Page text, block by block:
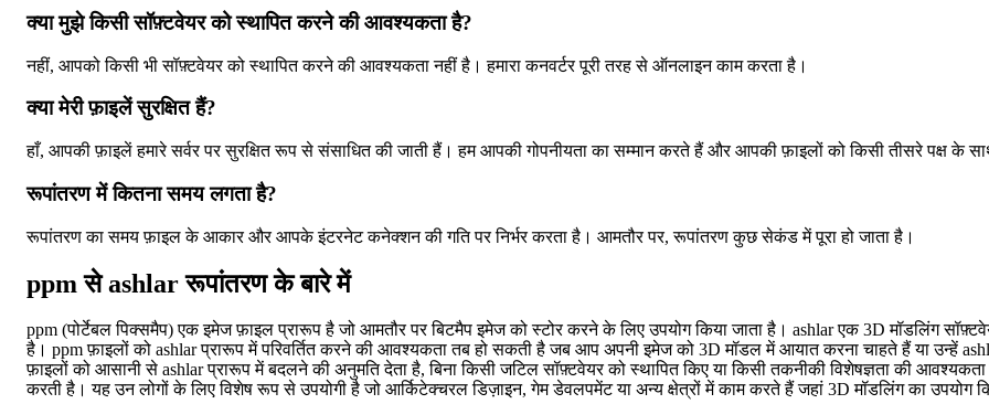
क्या मुझे किसी सॉफ़्टवेयर को स्थापित करने की आवश्यकता है?
नहीं, आपको किसी भी सॉफ़्टवेयर को स्थापित करने की आवश्यकता नहीं है। हमारा कनवर्टर पूरी तरह से ऑनलाइन काम करता है।
क्या मेरी फ़ाइलें सुरक्षित हैं?
हाँ, आपकी फ़ाइलें हमारे सर्वर पर सुरक्षित रूप से संसाधित की जाती हैं। हम आपकी गोपनीयता का सम्मान करते हैं और आपकी फ़ाइलों को किसी तीसरे पक्ष के
रूपांतरण में कितना समय लगता है?
रूपांतरण का समय फ़ाइल के आकार और आपके इंटरनेट कनेक्शन की गति पर निर्भर करता है। आमतौर पर, रूपांतरण कुछ सेकंड में पूरा हो जाता है।
ppm से ashlar रूपांतरण के बारे में
ppm (पोर्टेबल पिक्समैप) एक इमेज फ़ाइल प्रारूप है जो आमतौर पर बिटमैप इमेज को स्टोर करने के लिए उपयोग किया जाता है। ashlar एक 3D मॉडलिंग
है। ppm फ़ाइलों को ashlar प्रारूप में परिवर्तित करने की आवश्यकता तब हो सकती है जब आप अपनी इमेज को 3D मॉडल में आयात करना चाहते हैं या उन्हें
फ़ाइलों को आसानी से ashlar प्रारूप में बदलने की अनुमति देता है, बिना किसी जटिल सॉफ़्टवेयर को स्थापित किए या किसी तकनीकी विशेषज्ञता की
करती है। यह उन लोगों के लिए विशेष रूप से उपयोगी है जो आर्किटेक्चरल डिज़ाइन, गेम डेवलपमेंट या अन्य क्षेत्रों में काम करते हैं जहां 3D मॉडलिंग का उपयोग